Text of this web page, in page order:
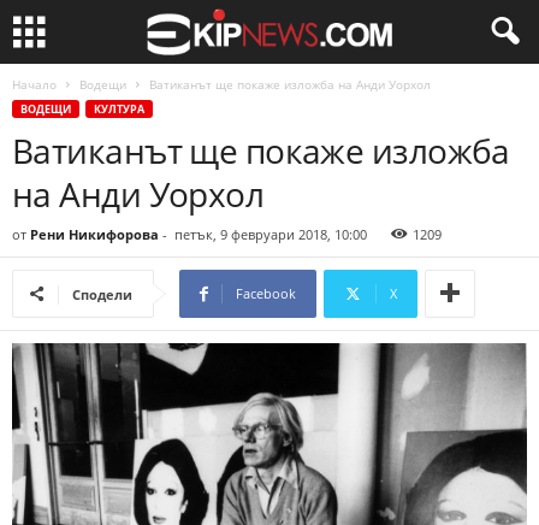
Начало Водещи Ватиканът ще покаже изложба на Анди Уорхол
ВОДЕЩИ КУЛТУРА
Ватиканът ще покаже изложба
на Анди Уорхол
от Рени Никифорова - петък, 9 февруари 2018, 10:00 1209
Сподели Facebook X